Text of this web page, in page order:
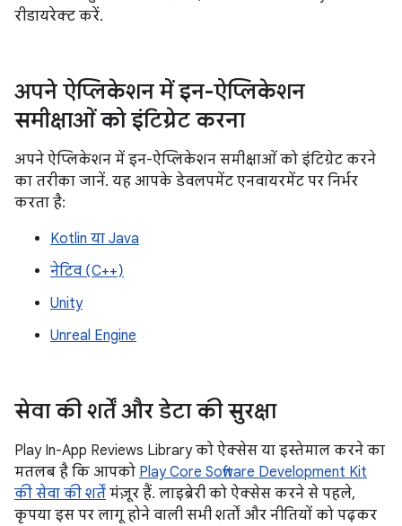
रीडायरेक्ट करें.
अपने ऐप्लिकेशन में इन-ऐप्लिकेशन
समीक्षाओं को इंटिग्रेट करना
अपने ऐप्लिकेशन में इन-ऐप्लिकेशन समीक्षाओं को इंटिग्रेट करने
का तरीका जानें. यह आपके डेवलपमेंट एनवायरमेंट पर निर्भर
करता है:
Kotlin या Java
नेटिव (C++)
Unity
Unreal Engine
सेवा की शर्तें और डेटा की सुरक्षा
Play In-App Reviews Library को ऐक्सेस या इस्तेमाल करने का
मतलब है कि आपको Play Core Software Development Kit
की सेवा की शर्तें मंज़ूर हैं. लाइब्रेरी को ऐक्सेस करने से पहले,
कृपया इस पर लागू होने वाली सभी शर्तों और नीतियों को पढ़कर